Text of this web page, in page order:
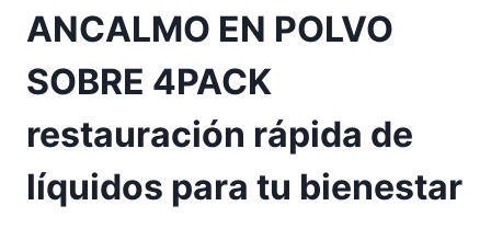
ANCALMO EN POLVO
SOBRE 4PACK
restauración rápida de
líquidos para tu bienestar